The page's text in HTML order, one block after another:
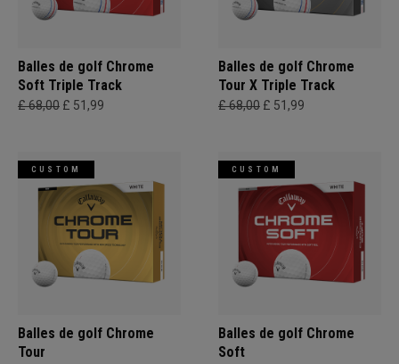
Balles de golf Chrome
Soft Triple Track
£ 68,00 £ 51,99
Balles de golf Chrome
Tour X Triple Track
£ 68,00 £ 51,99
CUSTOM
Balles de golf Chrome
Tour
CUSTOM
Balles de golf Chrome
Soft